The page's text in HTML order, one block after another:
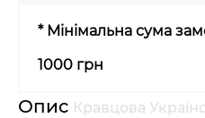
* Мінімальна сума
1000 грн
Опис Кравцова